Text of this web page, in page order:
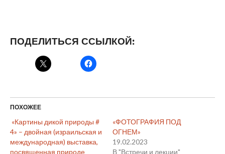
ПОДЕЛИТЬСЯ ССЫЛКОЙ:
ПОХОЖЕЕ
«Картины дикой природы #
4» – двойная (израильская и
международная) выставка,
посвященная природе
«ФОТОГРАФИЯ ПОД
ОГНЕМ»
19.02.2023
В "Встречи и лекции"